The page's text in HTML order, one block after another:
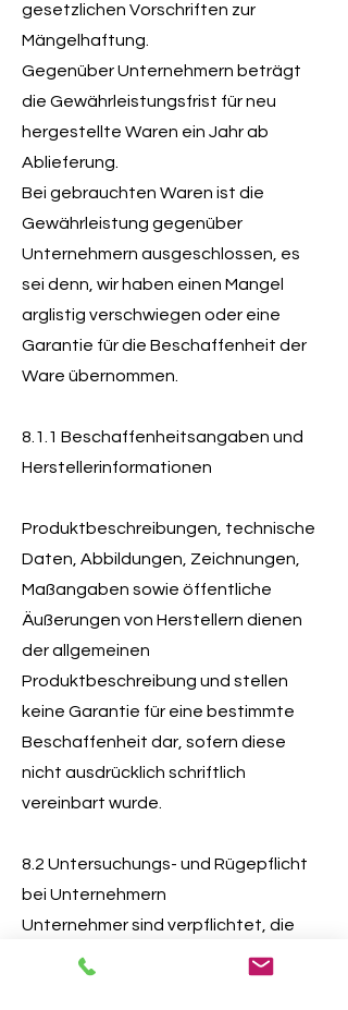
gesetzlichen Vorschriften zur
Mängelhaftung.
Gegenüber Unternehmern beträgt
die Gewährleistungsfrist für neu
hergestellte Waren ein Jahr ab
Ablieferung.
Bei gebrauchten Waren ist die
Gewährleistung gegenüber
Unternehmern ausgeschlossen, es
sei denn, wir haben einen Mangel
arglistig verschwiegen oder eine
Garantie für die Beschaffenheit der
Ware übernommen.
8.1.1 Beschaffenheitsangaben und
Herstellerinformationen
Produktbeschreibungen, technische
Daten, Abbildungen, Zeichnungen,
Maßangaben sowie öffentliche
Äußerungen von Herstellern dienen
der allgemeinen
Produktbeschreibung und stellen
keine Garantie für eine bestimmte
Beschaffenheit dar, sofern diese
nicht ausdrücklich schriftlich
vereinbart wurde.
8.2 Untersuchungs- und Rügepflicht
bei Unternehmern
Unternehmer sind verpflichtet, die
Ware unverzüglich nach Ablieferung